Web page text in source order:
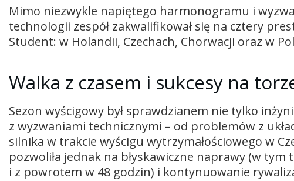
Mimo niezwykle napiętego harmonogramu i
technologii zespół zakwalifikował się na cztery
Student: w Holandii, Czechach, Chorwacji oraz w
Walka z czasem i sukcesy na
Sezon wyścigowy był sprawdzianem nie tylko
z wyzwaniami technicznymi – od problemów z
silnika w trakcie wyścigu wytrzymałościowego w
pozwoliła jednak na błyskawiczne naprawy (w
i z powrotem w 48 godzin) i kontynuowanie